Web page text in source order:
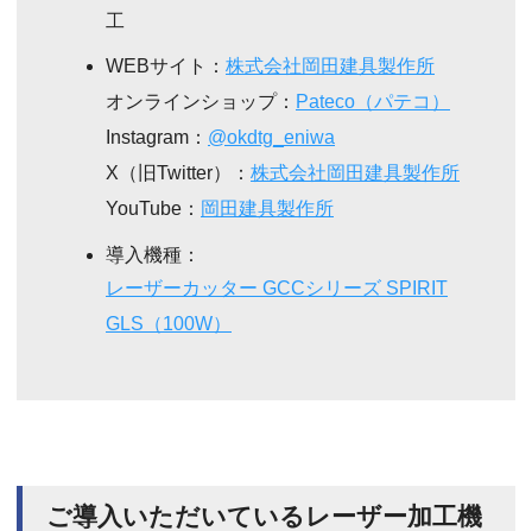
工
WEBサイト： 株式会社岡田建具製作所
オンラインショップ： Pateco（パテコ）
Instagram： @okdtg_eniwa
X（旧Twitter）： 株式会社岡田建具製作所
YouTube： 岡田建具製作所
導入機種：
レーザーカッター GCCシリーズ SPIRIT
GLS（100W）
ご導入いただいているレーザー加工機